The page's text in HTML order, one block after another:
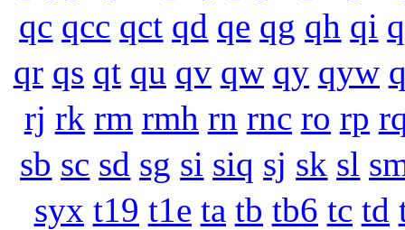
qc qcc qct qd qe qg qh qi
qr qs qt qu qv qw qy qyw
rj rk rm rmh rn rnc ro rp
sb sc sd sg si siq sj sk sl
syx t19 t1e ta tb tb6 tc td